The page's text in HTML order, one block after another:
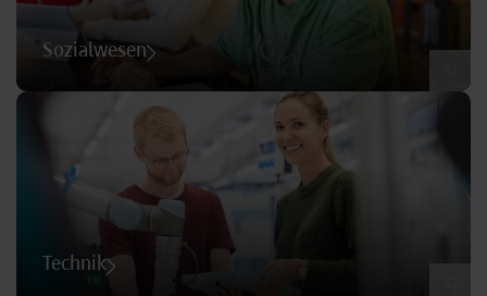
Sozialwesen
Technik